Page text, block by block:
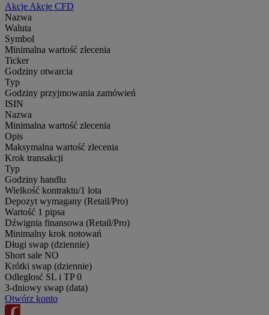
Akcje Akcje CFD
Nazwa
Waluta
Symbol
Minimalna wartość zlecenia
Ticker
Godziny otwarcia
Typ
Godziny przyjmowania zamówień
ISIN
Nazwa
Minimalna wartość zlecenia
Opis
Maksymalna wartość zlecenia
Krok transakcji
Typ
Godziny handlu
Wielkość kontraktu/1 lota
Depozyt wymagany (Retail/Pro)
Wartość 1 pipsa
Dźwignia finansowa (Retail/Pro)
Minimalny krok notowań
Długi swap (dziennie)
Short sale NO
Krótki swap (dziennie)
Odległosć SL i TP 0
3-dniowy swap (data)
Otwórz konto